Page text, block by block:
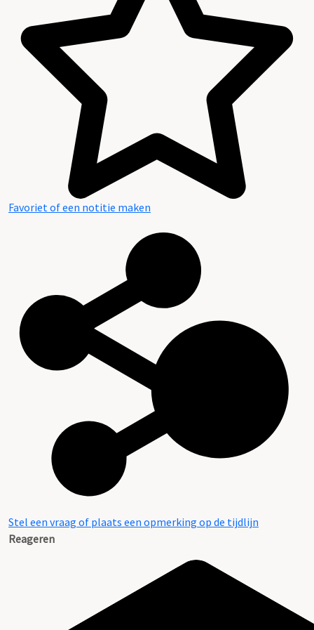
Inleiding
Inventaris
Favoriet of een notitie maken
Stel een vraag of plaats een opmerking op de tijdlijn
Reageren